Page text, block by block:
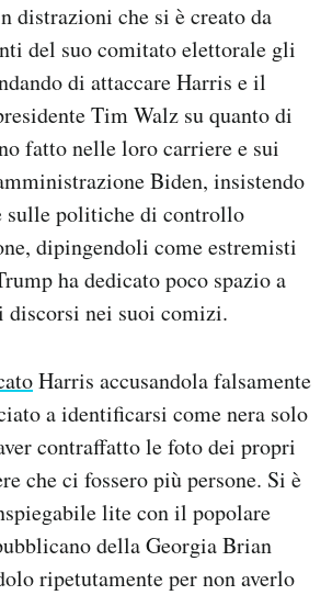
distrazioni che si è creato da
del suo comitato elettorale gli
di attaccare Harris e il
Tim Walz su quanto di
fatto nelle loro carriere e sui
Biden, insistendo
sulle politiche di controllo
dipingendoli come estremisti
ha dedicato poco spazio a
discorsi nei suoi comizi.
Harris accusandola falsamente
a identificarsi come nera solo
contraffatto le foto dei propri
che ci fossero più persone. Si è
lite con il popolare
della Georgia Brian
ripetutamente per non averlo